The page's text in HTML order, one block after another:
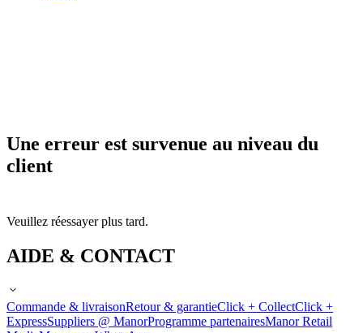
Une erreur est survenue au niveau du
client
Veuillez réessayer plus tard.
AIDE & CONTACT
Commande & livraisonRetour & garantieClick + CollectClick +
ExpressSuppliers @ ManorProgramme partenairesManor Retail